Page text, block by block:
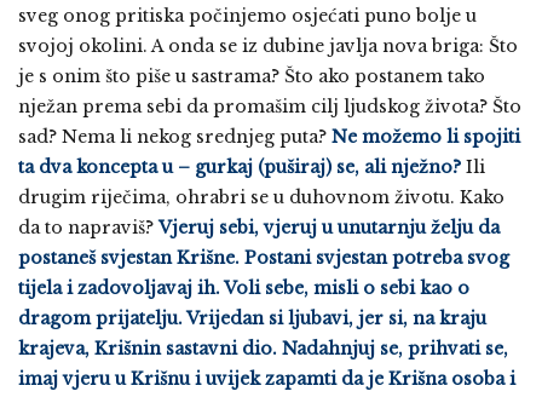
sveg onog pritiska počinjemo osjećati puno bolje u
svojoj okolini. A onda se iz dubine javlja nova briga: Što
je s onim što piše u sastrama? Što ako postanem tako
nježan prema sebi da promašim cilj ljudskog života? Što
sad? Nema li nekog srednjeg puta? Ne možemo li spojiti
ta dva koncepta u – gurkaj (puširaj) se, ali nježno? Ili
drugim riječima, ohrabri se u duhovnom životu. Kako
da to napraviš?Vjeruj sebi, vjeruj u unutarnju želju da
postaneš svjestan Krišne. Postani svjestan potreba svog
tijela i zadovoljavaj ih. Voli sebe, misli o sebi kao o
dragom prijatelju. Vrijedan si ljubavi, jer si, na kraju
krajeva, Krišnin sastavni dio. Nadahnjuj se, prihvati se,
imaj vjeru u Krišnu i uvijek zapamti da je Krišna osoba i